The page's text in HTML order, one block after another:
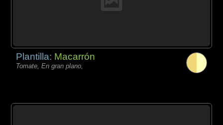
Plantilla: Macarrón
Tomate, En gran plano,